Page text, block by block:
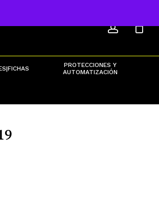
PROTECCIONES Y
AUTOMATIZACIÓN
Cart